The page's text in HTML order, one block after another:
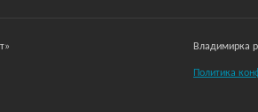
Владимирка
Политика